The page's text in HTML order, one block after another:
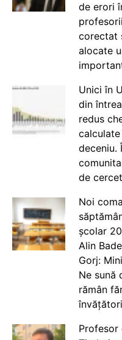
de erori
corectat
alocate
Unici în
din
redus
deceniu.
de
Noi
școlar
Alin
Gorj:
Ne sună
rămân
Profesor